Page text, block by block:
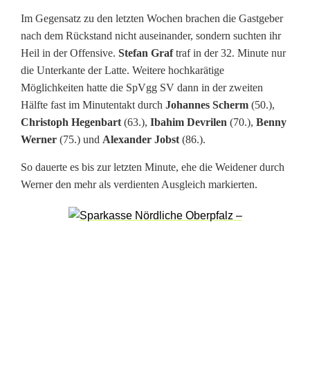
f
a
s
t
p
e
r
f
Im Gegensatz zu den letzten Wochen brachen die Gastgeber
nach dem Rückstand nicht auseinander, sondern suchten ihr
Heil in der Offensive. Stefan Graftraf in der 32. Minute nur
die Unterkante der Latte. Weitere hochkarätige
Möglichkeiten hatte die SpVgg SV dann in der zweiten
Hälfte fast im Minutentakt durch Johannes Scherm (50.),
Christoph Hegenbart (63.), Ibahim Devrilen (70.), Benny
Werner (75.) und Alexander Jobst (86.).
So dauerte es bis zur letzten Minute, ehe die Weidener durch
Werner den mehr als verdienten Ausgleich markierten.